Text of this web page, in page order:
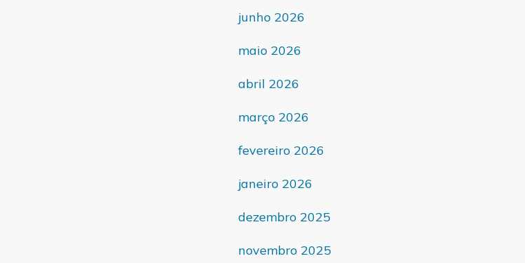
junho 2026
maio 2026
abril 2026
março 2026
fevereiro 2026
janeiro 2026
dezembro 2025
novembro 2025